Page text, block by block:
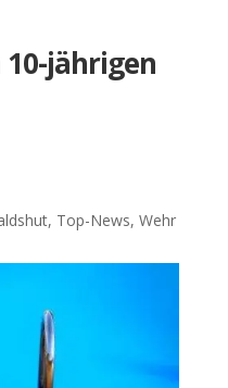
jährigen
, Top-News, Wehr